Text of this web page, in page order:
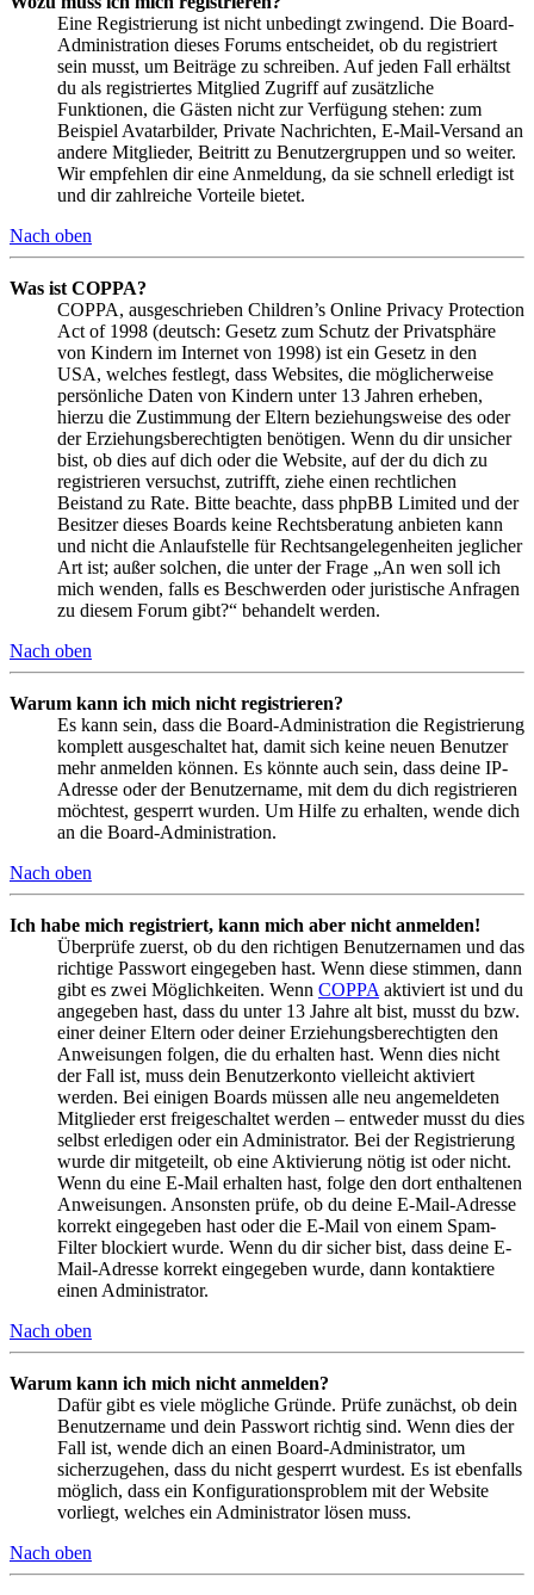
Eine Registrierung ist nicht unbedingt zwingend. Die Board-
Administration dieses Forums entscheidet, ob du registriert
sein musst, um Beiträge zu schreiben. Auf jeden Fall erhältst
du als registriertes Mitglied Zugriff auf zusätzliche
Funktionen, die Gästen nicht zur Verfügung stehen: zum
Beispiel Avatarbilder, Private Nachrichten, E-Mail-Versand an
andere Mitglieder, Beitritt zu Benutzergruppen und so weiter.
Wir empfehlen dir eine Anmeldung, da sie schnell erledigt ist
und dir zahlreiche Vorteile bietet.
Nach oben
Was ist COPPA?
COPPA, ausgeschrieben Children’s Online Privacy Protection
Act of 1998 (deutsch: Gesetz zum Schutz der Privatsphäre
von Kindern im Internet von 1998) ist ein Gesetz in den
USA, welches festlegt, dass Websites, die möglicherweise
persönliche Daten von Kindern unter 13 Jahren erheben,
hierzu die Zustimmung der Eltern beziehungsweise des oder
der Erziehungsberechtigten benötigen. Wenn du dir unsicher
bist, ob dies auf dich oder die Website, auf der du dich zu
registrieren versuchst, zutrifft, ziehe einen rechtlichen
Beistand zu Rate. Bitte beachte, dass phpBB Limited und der
Besitzer dieses Boards keine Rechtsberatung anbieten kann
und nicht die Anlaufstelle für Rechtsangelegenheiten jeglicher
Art ist; außer solchen, die unter der Frage „An wen soll ich
mich wenden, falls es Beschwerden oder juristische Anfragen
zu diesem Forum gibt?“ behandelt werden.
Nach oben
Warum kann ich mich nicht registrieren?
Es kann sein, dass die Board-Administration die Registrierung
komplett ausgeschaltet hat, damit sich keine neuen Benutzer
mehr anmelden können. Es könnte auch sein, dass deine IP-
Adresse oder der Benutzername, mit dem du dich registrieren
möchtest, gesperrt wurden. Um Hilfe zu erhalten, wende dich
an die Board-Administration.
Nach oben
Ich habe mich registriert, kann mich aber nicht anmelden!
Überprüfe zuerst, ob du den richtigen Benutzernamen und das
richtige Passwort eingegeben hast. Wenn diese stimmen, dann
gibt es zwei Möglichkeiten. Wenn COPPA aktiviert ist und du
angegeben hast, dass du unter 13 Jahre alt bist, musst du bzw.
einer deiner Eltern oder deiner Erziehungsberechtigten den
Anweisungen folgen, die du erhalten hast. Wenn dies nicht
der Fall ist, muss dein Benutzerkonto vielleicht aktiviert
werden. Bei einigen Boards müssen alle neu angemeldeten
Mitglieder erst freigeschaltet werden – entweder musst du dies
selbst erledigen oder ein Administrator. Bei der Registrierung
wurde dir mitgeteilt, ob eine Aktivierung nötig ist oder nicht.
Wenn du eine E-Mail erhalten hast, folge den dort enthaltenen
Anweisungen. Ansonsten prüfe, ob du deine E-Mail-Adresse
korrekt eingegeben hast oder die E-Mail von einem Spam-
Filter blockiert wurde. Wenn du dir sicher bist, dass deine E-
Mail-Adresse korrekt eingegeben wurde, dann kontaktiere
einen Administrator.
Nach oben
Warum kann ich mich nicht anmelden?
Dafür gibt es viele mögliche Gründe. Prüfe zunächst, ob dein
Benutzername und dein Passwort richtig sind. Wenn dies der
Fall ist, wende dich an einen Board-Administrator, um
sicherzugehen, dass du nicht gesperrt wurdest. Es ist ebenfalls
möglich, dass ein Konfigurationsproblem mit der Website
vorliegt, welches ein Administrator lösen muss.
Nach oben